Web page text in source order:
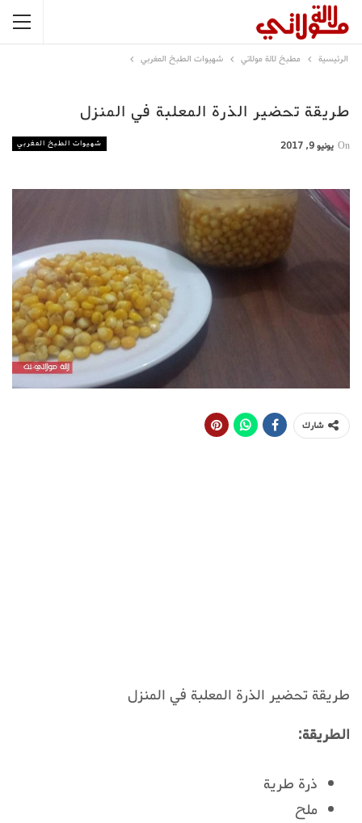
الرئيسية مطبخ لالة مولاتي شهيوات الطبخ المغربي
طريقة تحضير الذرة المعلبة في المنزل
شهيوات الطبخ المغربي On يونيو 9, 2017
شارك
طريقة تحضير الذرة المعلبة في المنزل
الطريقة:
ذرة طرية
ملح